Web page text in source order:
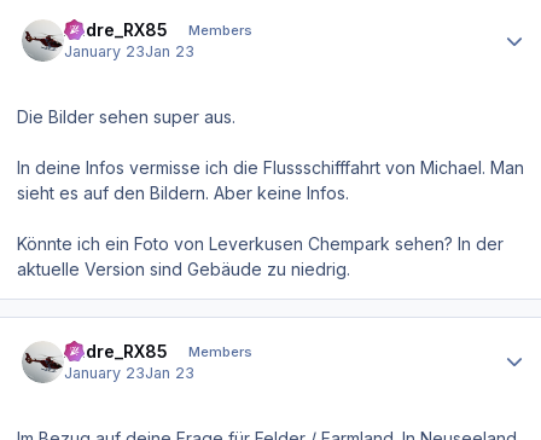
Andre_RX85 Members
January 23Jan 23
Die Bilder sehen super aus.
In deine Infos vermisse ich die Flussschifffahrt von Michael. Man
sieht es auf den Bildern. Aber keine Infos.
Könnte ich ein Foto von Leverkusen Chempark sehen? In der
aktuelle Version sind Gebäude zu niedrig.
Andre_RX85 Members
January 23Jan 23